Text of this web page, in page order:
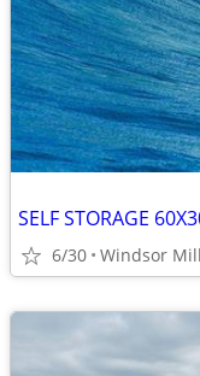
6/30 Windsor Mill